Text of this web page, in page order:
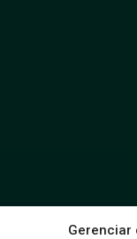
Gerenciar